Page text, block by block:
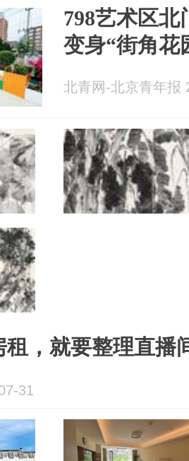
798艺术区
变身“街角花
北青网-北京青年报
租，就要整理直播
31